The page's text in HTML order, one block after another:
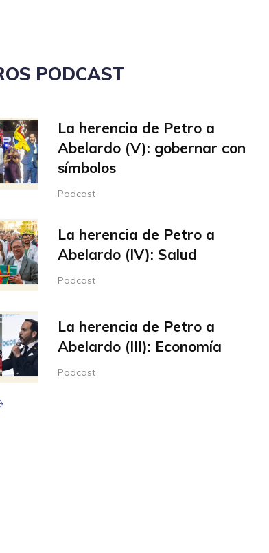
PODCAST
La herencia de Petro a
Abelardo (V): gobernar con
símbolos
Podcast
La herencia de Petro a
Abelardo (IV): Salud
Podcast
La herencia de Petro a
Abelardo (III): Economía
Podcast